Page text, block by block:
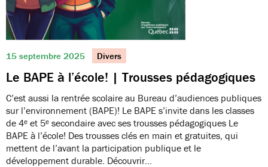
15 septembre 2025 Divers
Le BAPE à l’école! | Trousses pédagogiques
C’est aussi la rentrée scolaire au Bureau d’audiences publiques
sur l’environnement (BAPE)! Le BAPE s’invite dans les classes
de 4ᵉ et 5ᵉ secondaire avec ses trousses pédagogiques Le
BAPE à l’école! Des trousses clés en main et gratuites, qui
mettent de l’avant la participation publique et le
développement durable. Découvrir…